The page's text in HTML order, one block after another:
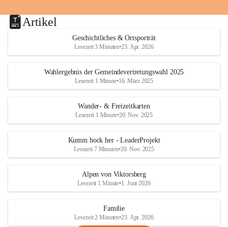
Artikel
Geschichtliches & Ortsporträt
Lesezeit 3 Minuten•23. Apr. 2026
Wahlergebnis der Gemeindevertretungswahl 2025
Lesezeit 1 Minute•16. März 2025
Wander- & Freizeitkarten
Lesezeit 1 Minute•20. Nov. 2025
Kumm hock her - LeaderProjekt
Lesezeit 7 Minuten•20. Nov. 2025
Alpen von Viktorsberg
Lesezeit 1 Minute•1. Juni 2026
Familie
Lesezeit 2 Minuten•23. Apr. 2026